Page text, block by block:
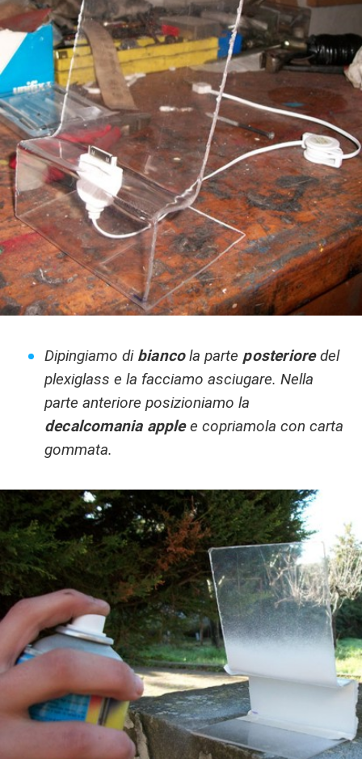
Dipingiamo di biancola parte posterioredel
plexiglass e la facciamo asciugare. Nella
parte anteriore posizioniamo la
decalcomania applee copriamola con carta
gommata.